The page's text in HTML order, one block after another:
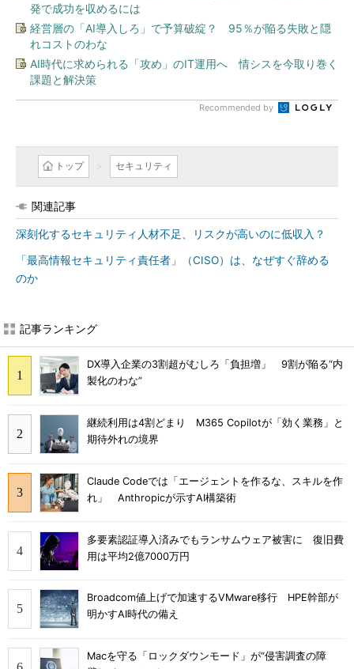
発で成功を収めるには
経営層の「AI導入しろ」で予算破綻？ 95％が陥る失敗と隠
れコストのわな
AI時代に求められる「攻め」のIT運用へ 情シスを今取り巻く
課題と解決策
Recommended by
トップ セキュリティ
関連記事
深刻化するセキュリティ人材不足、リスクが高いのに低収入？
「最高情報セキュリティ責任者」（CISO）は、なぜすぐ辞める
のか
記事ランキング
DX導入企業の3割超がむしろ「負担増」 9割が陥る“内
製化のわな”
継続利用は4割どまり M365 Copilotが「効く業務」と
期待外れの境界
Claude Codeでは「エージェントを作るな、スキルを作
れ」 Anthropicが示すAI構築術
多要素認証導入済みでもランサムウェア被害に 復旧費
用は平均2億7000万円
Broadcom値上げで加速するVMware移行 HPE幹部が
明かすAI時代の備え
Macを守る「ロックダウンモード」が“侵害調査の障